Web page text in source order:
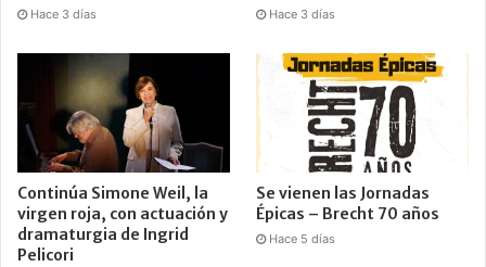
Hace 3 días Hace 3 días
Continúa Simone Weil, la
virgen roja, con actuación y
dramaturgia de Ingrid
Pelicori
Se vienen las Jornadas
Épicas – Brecht 70 años
Hace 5 días